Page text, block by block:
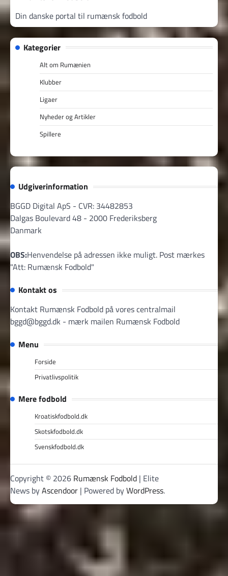
Din danske portal til rumænsk fodbold
Kategorier
Alt om Rumænien
Klubber
Ligaer
Nyheder og Artikler
Spillere
Udgiverinformation
BGGD Digital ApS - CVR: 34482853
Dalgas Boulevard 48 - 2000 Frederiksberg
Danmark
OBS:Henvendelse på adressen ikke muligt. Post mærkes
"Att: Rumænsk Fodbold"
Kontakt os
Kontakt Rumænsk Fodbold på vores centralmail
bggd@bggd.dk - mærk mailen Rumænsk Fodbold
Menu
Forside
Privatlivspolitik
Mere fodbold
Kroatiskfodbold.dk
Skotskfodbold.dk
Svenskfodbold.dk
Copyright © 2026 Rumænsk Fodbold | Elite
News byAscendoor | Powered byWordPress.